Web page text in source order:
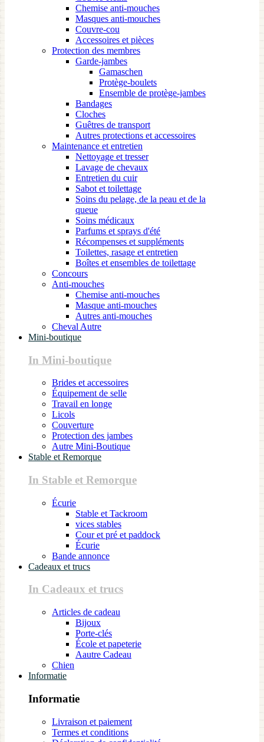
Chemise anti-mouches
Masques anti-mouches
Couvre-cou
Accessoires et pièces
Protection des membres
Garde-jambes
Gamaschen
Protège-boulets
Ensemble de protège-jambes
Bandages
Cloches
Guêtres de transport
Autres protections et accessoires
Maintenance et entretien
Nettoyage et tresser
Lavage de chevaux
Entretien du cuir
Sabot et toilettage
Soins du pelage, de la peau et de la
queue
Soins médicaux
Parfums et sprays d'été
Récompenses et suppléments
Toilettes, rasage et entretien
Boîtes et ensembles de toilettage
Concours
Anti-mouches
Chemise anti-mouches
Masque anti-mouches
Autres anti-mouches
Cheval Autre
Mini-boutique
In Mini-boutique
Brides et accessoires
Équipement de selle
Travail en longe
Licols
Couverture
Protection des jambes
Autre Mini-Boutique
Stable et Remorque
In Stable et Remorque
Écurie
Stable et Tackroom
vices stables
Cour et pré et paddock
Écurie
Bande annonce
Cadeaux et trucs
In Cadeaux et trucs
Articles de cadeau
Bijoux
Porte-clés
École et papeterie
Aautre Cadeau
Chien
Informatie
Informatie
Livraison et paiement
Termes et conditions